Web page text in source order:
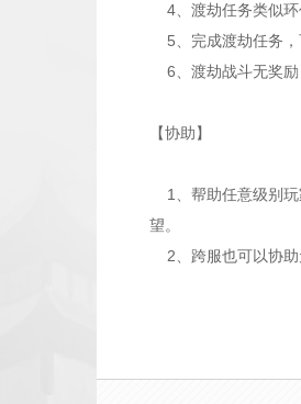
4、渡劫任务类似环
5、完成渡劫任务，
6、渡劫战斗无奖励
【协助】
1、帮助任意级别玩
望。
2、跨服也可以协助